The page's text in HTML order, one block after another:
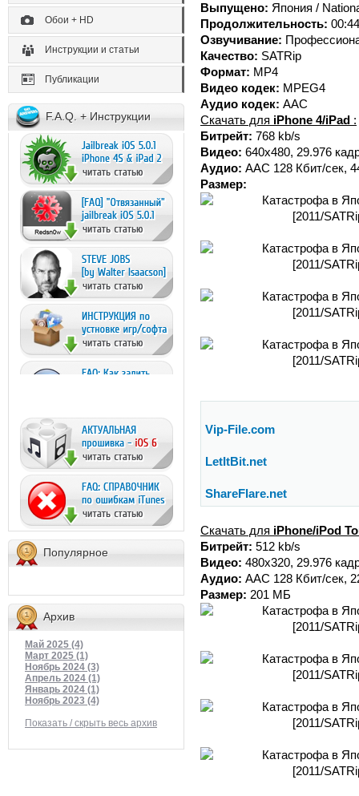
Обои + HD
Инструкции и статьи
Публикации
F.A.Q. + Инструкции
Популярное
Архив
Май 2025 (4)
Март 2025 (1)
Ноябрь 2024 (3)
Апрель 2024 (1)
Январь 2024 (1)
Ноябрь 2023 (4)
Показать / скрыть весь архив
Выпущено: Япония /
Продолжительность:
Озвучивание:
Качество: SATRip
Формат: MP4
Видео кодек: MPEG4
Аудио кодек: AAC
Скачать для iPhone 4/iPad :
Битрейт: 768 kb/s
Видео: 640x480, 29.976
Аудио: ААС 128 Кбит/сек,
Размер:
Vip-File.com
LetItBit.net
ShareFlare.net
Скачать для iPhone/iPod
Битрейт: 512 kb/s
Видео: 480x320, 29.976
Аудио: ААС 128 Кбит/сек,
Размер: 201 МБ